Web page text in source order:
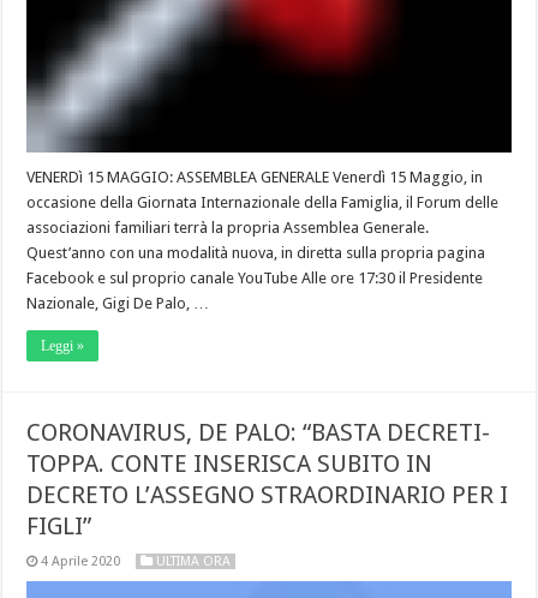
VENERDì 15 MAGGIO: ASSEMBLEA GENERALE Venerdì 15 Maggio, in
occasione della Giornata Internazionale della Famiglia, il Forum delle
associazioni familiari terrà la propria Assemblea Generale.
Quest’anno con una modalità nuova, in diretta sulla propria pagina
Facebook e sul proprio canale YouTube Alle ore 17:30 il Presidente
Nazionale, Gigi De Palo, …
Leggi »
CORONAVIRUS, DE PALO: “BASTA DECRETI-
TOPPA. CONTE INSERISCA SUBITO IN
DECRETO L’ASSEGNO STRAORDINARIO PER I
FIGLI”
4 Aprile 2020 ULTIMA ORA